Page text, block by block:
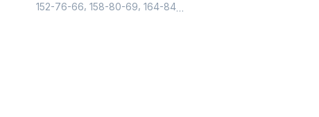
152-76-66 158-80-69 164-84-72